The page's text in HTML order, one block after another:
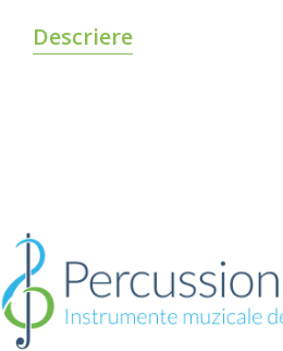
Descriere